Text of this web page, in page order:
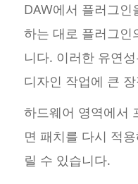
DAW에서 플러그인
하는 대로 플러그인
니다. 이러한 유연
디자인 작업에 큰
하드웨어 영역에서
면 패치를 다시 적
릴 수 있습니다.